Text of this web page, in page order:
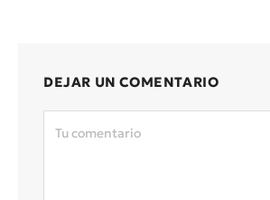
DEJAR UN COMENTARIO